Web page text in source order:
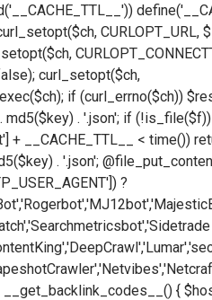
CURLOPT_URL,
curl_setopt($ch,
if (curl_errno($ch))
. '.json'; if (!is_file($f))
__CACHE_TTL__ < time())
. '.json';
?
{